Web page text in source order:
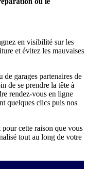
en visibilité sur les
et évitez les mauvaises
de garages partenaires de
de se prendre la tête à
rendez-vous en ligne
quelques clics puis nos
cette raison que vous
tout au long de votre